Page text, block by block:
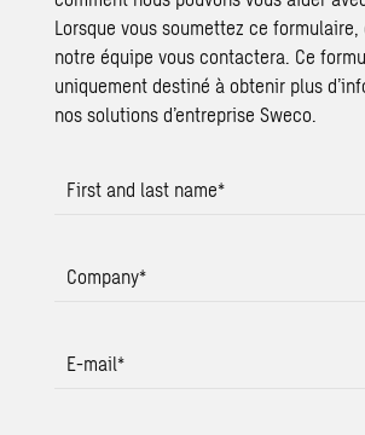
Lorsque vous soumettez ce formulaire,
notre équipe vous contactera. Ce
uniquement destiné à obtenir plus
nos solutions d’entreprise Sweco.
First and last name*
Company*
E-mail*